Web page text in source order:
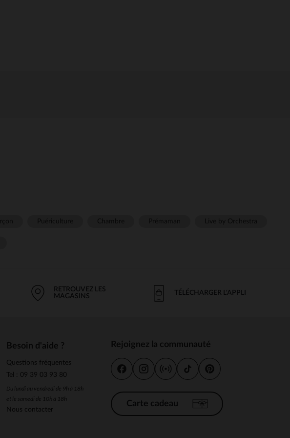
RETROUVEZ LES
MAGASINS
TÉLÉCHARGER L'APPLI
Besoin d'aide ?
Questions fréquentes
Tel : 09 39 03 93 80
Du lundi au vendredi de 9h à 18h
et le samedi de 10h à 18h
Nous contacter
Rejoignez la communauté
Carte cadeau